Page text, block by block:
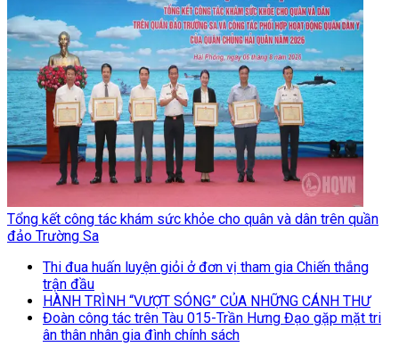
Tổng kết công tác khám sức khỏe cho quân và dân trên quần
đảo Trường Sa
Thi đua huấn luyện giỏi ở đơn vị tham gia Chiến thắng
trận đầu
HÀNH TRÌNH “VƯỢT SÓNG” CỦA NHỮNG CÁNH THƯ
Đoàn công tác trên Tàu 015-Trần Hưng Đạo gặp mặt tri
ân thân nhân gia đình chính sách